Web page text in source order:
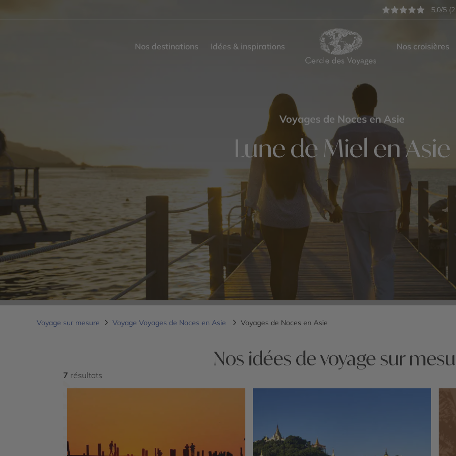
5,0/5
Nos destinations Idées & inspirations Nos croisières
Voyages de Noces en Asie
Lune de Miel en Asie
Voyage sur mesure Voyage Voyages de Noces en Asie Voyages de Noces en Asie
Nos idées de voyage sur
7 résultats